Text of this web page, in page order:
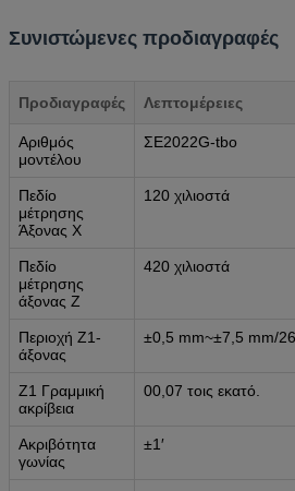
Συνιστώμενες προδιαγραφές
Προδιαγραφές Λεπτομέρειες
Αριθμός
μοντέλου
ΣΕ2022G-tbo
Πεδίο
μέτρησης
Άξονας Χ
120 χιλιοστά
Πεδίο
μέτρησης
άξονας Z
420 χιλιοστά
Περιοχή Z1-
άξονας
±0,5 mm~±7,5 mm/
Z1 Γραμμική
ακρίβεια
00,07 τοις εκατό.
Ακριβότητα
γωνίας
±1′